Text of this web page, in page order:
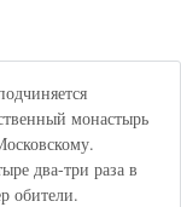
монастырь
два-три раза в
обители.